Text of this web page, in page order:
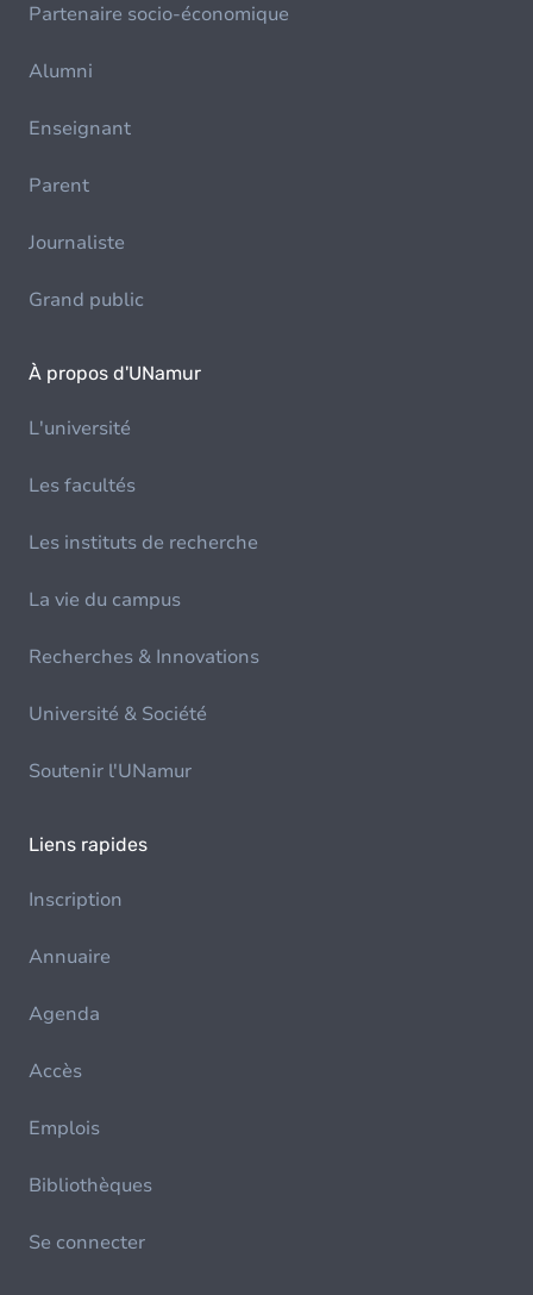
Partenaire socio-économique
Alumni
Enseignant
Parent
Journaliste
Grand public
À propos d'UNamur
L'université
Les facultés
Les instituts de recherche
La vie du campus
Recherches & Innovations
Université & Société
Soutenir l'UNamur
Liens rapides
Inscription
Annuaire
Agenda
Accès
Emplois
Bibliothèques
Se connecter